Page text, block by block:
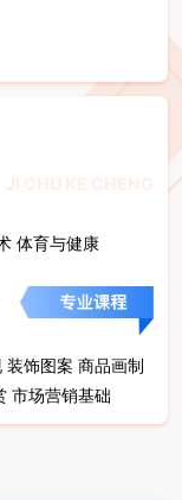
JI CHU KE CHENG
体育与健康
装饰图案 商品画制
市场营销基础